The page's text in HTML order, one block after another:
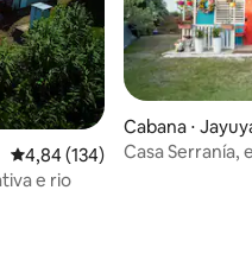
4,84 de uma avaliação média
4,84 (134)
e rio
Cabana ⋅
Casa Serranía,